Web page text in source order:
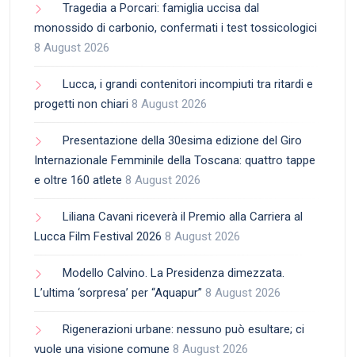
Tragedia a Porcari: famiglia uccisa dal
monossido di carbonio, confermati i test tossicologici
8 August 2026
Lucca, i grandi contenitori incompiuti tra ritardi e
progetti non chiari 8 August 2026
Presentazione della 30esima edizione del Giro
Internazionale Femminile della Toscana: quattro tappe
e oltre 160 atlete 8 August 2026
Liliana Cavani riceverà il Premio alla Carriera al
Lucca Film Festival 2026 8 August 2026
Modello Calvino. La Presidenza dimezzata.
L’ultima ‘sorpresa’ per “Aquapur” 8 August 2026
Rigenerazioni urbane: nessuno può esultare; ci
vuole una visione comune 8 August 2026